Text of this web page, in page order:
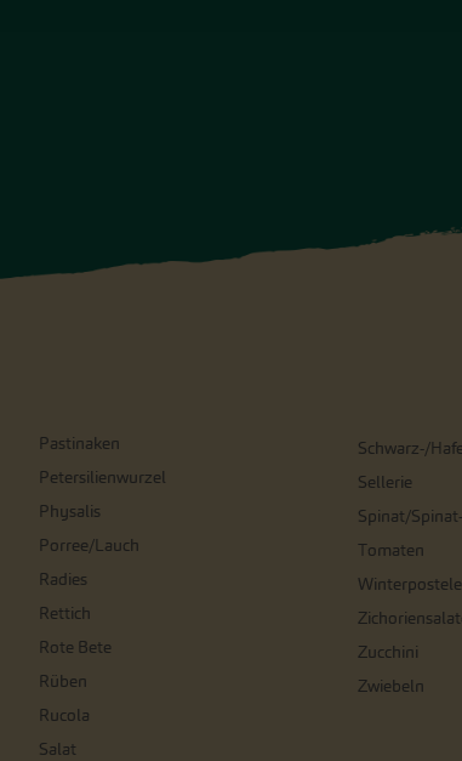
Pastinaken
Petersilienwurzel
Physalis
Porree/Lauch
Radies
Rettich
Rote Bete
Rüben
Rucola
Salat
Schwarz-/
Sellerie
Spinat/
Tomaten
Zucchini
Zwiebeln